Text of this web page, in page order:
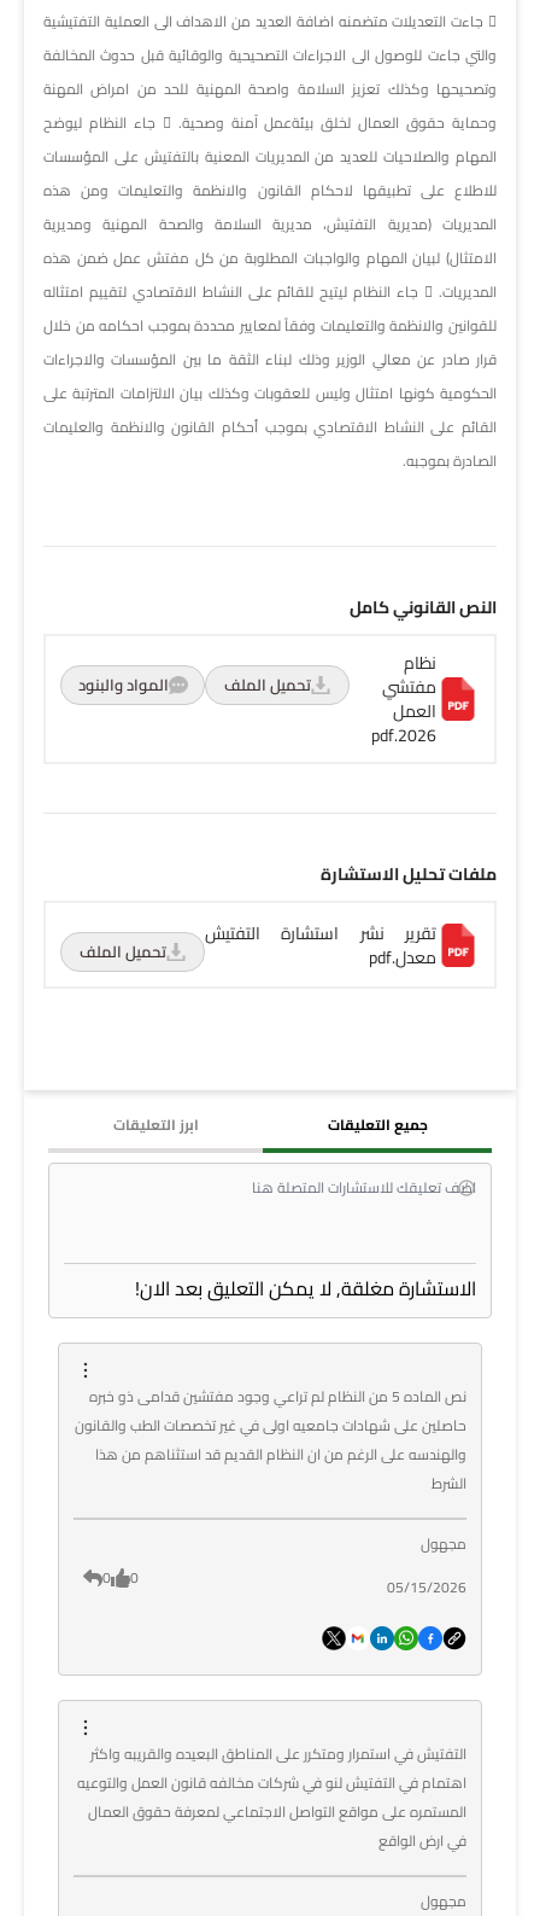
 جاءت التعديلات متضمنه اضافة العديد من الاهداف الى العملية التفتيشية
والتي جاءت للوصول الى الاجراءات التصحيحية والوقائية قبل حدوث المخالفة
وتصحيحها وكذلك تعزيز السلامة واصحة المهنية للحد من امراض المهنة
وحماية حقوق العمال لخلق بيئةعمل آمنة وصحية.  جاء النظام ليوضح
المهام والصلاحيات للعديد من المديريات المعنية بالتفتيش على المؤسسات
للاطلاع على تطبيقها لاحكام القانون والانظمة والتعليمات ومن هذه
المديريات (مديرية التفتيش، مديرية السلامة والصحة المهنية ومديرية
الامتثال) لبيان المهام والواجبات المطلوبة من كل مفتش عمل ضمن هذه
المديريات.  جاء النظام ليتيح للقائم على النشاط الاقتصادي لتقييم امتثاله
للقوانين والانظمة والتعليمات وفقاً لمعايير محددة بموجب احكامه من خلال
قرار صادر عن معالي الوزير وذلك لبناء الثقة ما بين المؤسسات والاجراءات
الحكومية كونها امتثال وليس للعقوبات وكذلك بيان الالتزامات المترتبة على
القائم على النشاط الاقتصادي بموجب أحكام القانون والانظمة والعليمات
الصادرة بموجبه.
النص القانوني كامل
نظام
مفتشي
العمل
2026.pdf
تحميل الملف المواد والبنود
ملفات تحليل الاستشارة
تقرير نشر استشارة التفتيش
معدل.pdf تحميل الملف
جميع التعليقات ابرز التعليقات
الاستشارة مغلقة, لا يمكن التعليق بعد الان!
نص الماده 5 من النظام لم تراعي وجود مفتشين قدامى ذو خبره
حاصلين على شهادات جامعيه اولى في غير تخصصات الطب والقانون
والهندسه على الرغم من ان النظام القديم قد استثناهم من هذا
الشرط
مجهول
05/15/2026
0
0
التفتيش في استمرار ومتكرر على المناطق البعيده والقريبه واكثر
اهتمام في التفتيش لنو في شركات مخالفه قانون العمل والتوعيه
المستمره على مواقع التواصل الاجتماعي لمعرفة حقوق العمال
في ارض الواقع
مجهول